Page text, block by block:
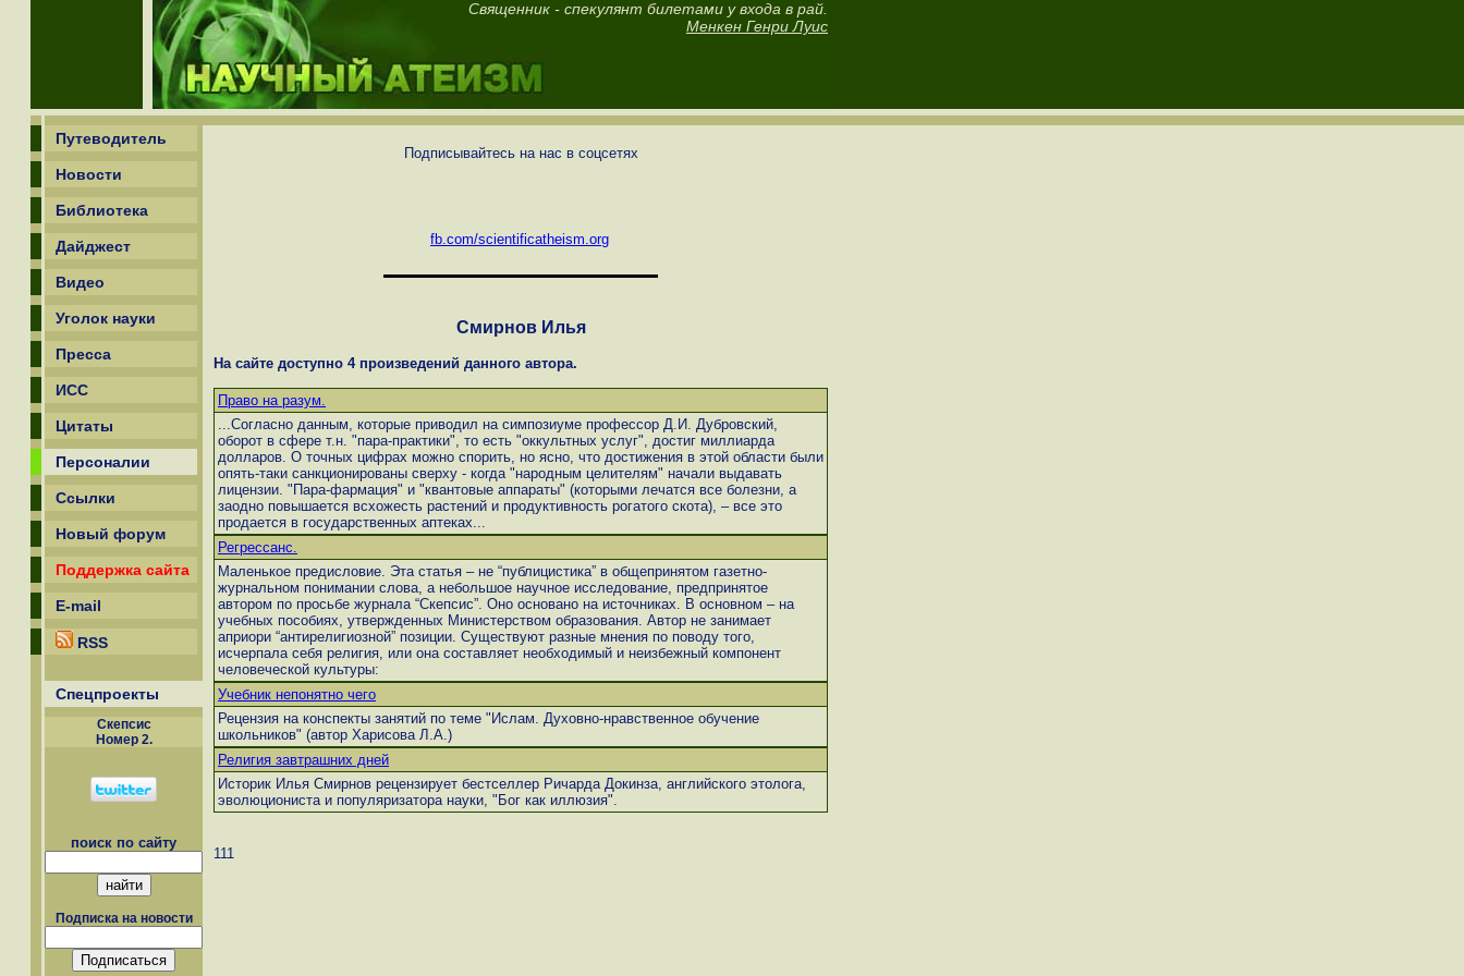
Священник - спекулянт билетами у входа в рай.
Менкен Генри Луис
Путеводитель
Новости
Библиотека
Дайджест
Видео
Уголок науки
Пресса
ИСС
Цитаты
Персоналии
Ссылки
Новый форум
Поддержка сайта
E-mail
RSS
Спецпроекты
Скепсиc
Номер 2.
поиск по сайту
Подписка на новости
Подписывайтесь на нас в соцсетях
fb.com/scientificatheism.org
Смирнов Илья
На сайте доступно 4 произведений данного автора.
Право на разум.
...Согласно данным, которые приводил на симпозиуме профессор Д.И. Дубровский,
оборот в сфере т.н. "пара-практики", то есть "оккультных услуг", достиг миллиарда
долларов. О точных цифрах можно спорить, но ясно, что достижения в этой области были
опять-таки санкционированы сверху - когда "народным целителям" начали выдавать
лицензии. "Пара-фармация" и "квантовые аппараты" (которыми лечатся все болезни, а
заодно повышается всхожесть растений и продуктивность рогатого скота), – все это
продается в государственных аптеках...
Регрессанс.
Маленькое предисловие. Эта статья – не “публицистика” в общепринятом газетно-
журнальном понимании слова, а небольшое научное исследование, предпринятое
автором по просьбе журнала “Скепсис”. Оно основано на источниках. В основном – на
учебных пособиях, утвержденных Министерством образования. Автор не занимает
априори “антирелигиозной” позиции. Существуют разные мнения по поводу того,
исчерпала себя религия, или она составляет необходимый и неизбежный компонент
человеческой культуры:
Учебник непонятно чего
Рецензия на конспекты занятий по теме "Ислам. Духовно-нравственное обучение
школьников" (автор Харисова Л.А.)
Религия завтрашних дней
Историк Илья Смирнов рецензирует бестселлер Ричарда Докинза, английского этолога,
эволюциониста и популяризатора науки, "Бог как иллюзия".
111